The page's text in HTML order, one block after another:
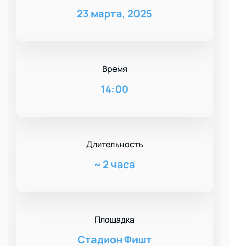
23 марта, 2025
Время
14:00
Длительность
~ 2 часа
Площадка
Стадион Фишт